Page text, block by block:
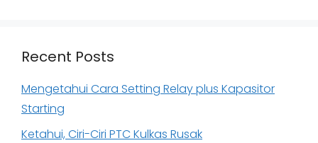
Recent Posts
Mengetahui Cara Setting Relay plus Kapasitor
Starting
Ketahui, Ciri-Ciri PTC Kulkas Rusak